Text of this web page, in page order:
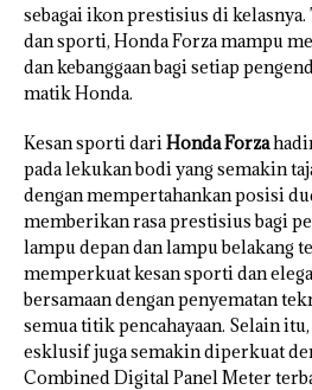
sebagai ikon prestisius di
dan sporti, Honda Forza mampu
dan kebanggaan bagi setiap
matik Honda.
Kesan sporti dari Honda Forza
pada lekukan bodi yang semakin
dengan mempertahankan posisi
memberikan rasa prestisius bagi
lampu depan dan lampu belakang
memperkuat kesan sporti dan
bersamaan dengan penyematan
semua titik pencahayaan. Selain
esklusif juga semakin diperkuat
Combined Digital Panel Meter